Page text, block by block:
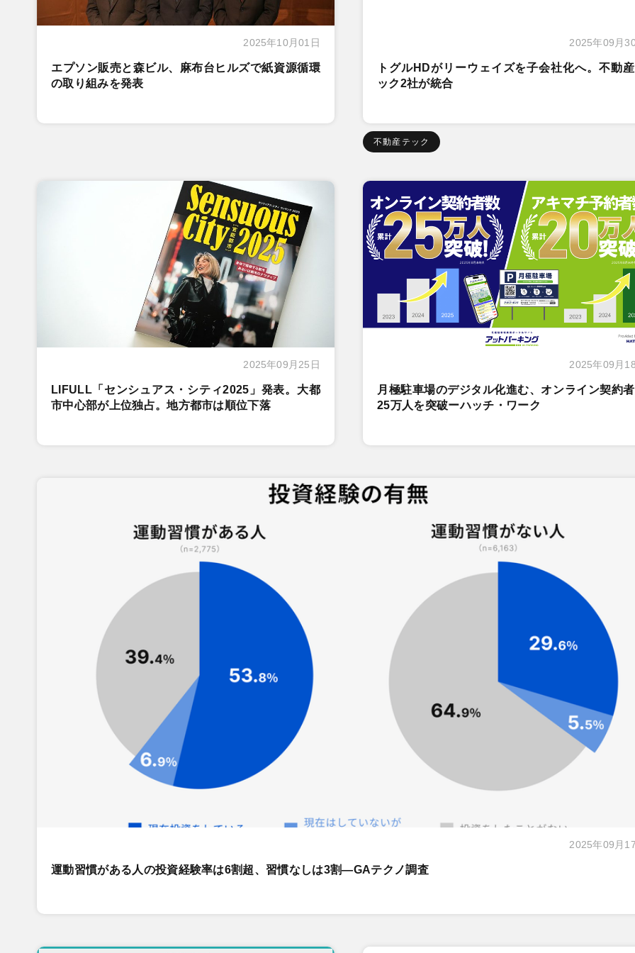
2025年10月01日
エプソン販売と森ビル、麻布台ヒルズで紙資源循環
の取り組みを発表
2025年09月
トグルHDがリーウェイズを子会社化へ。不動
ック2社が統合
不動産テック
2025年09月25日
LIFULL「センシュアス・シティ2025」発表。大都
市中心部が上位独占。地方都市は順位下落
2025年09月
月極駐車場のデジタル化進む、オンライン契約
25万人を突破ーハッチ・ワーク
2025年09月
運動習慣がある人の投資経験率は6割超、習慣なしは3割―GAテクノ調査